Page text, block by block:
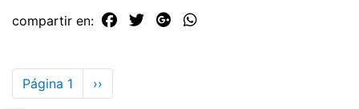
compartir en:
Paginación
Página 1
Siguiente
página
››